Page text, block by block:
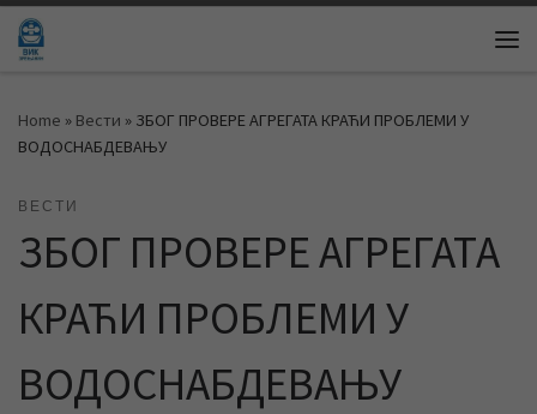
Skip to content
Home » Вести » ЗБОГ ПРОВЕРЕ АГРЕГАТА КРАЋИ ПРОБЛЕМИ У
ВОДОСНАБДЕВАЊУ
ВЕСТИ
ЗБОГ ПРОВЕРЕ АГРЕГАТА
КРАЋИ ПРОБЛЕМИ У
ВОДОСНАБДЕВАЊУ